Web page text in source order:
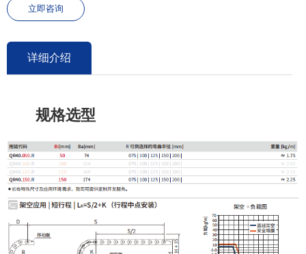
立即咨询
详细介绍
规格选型